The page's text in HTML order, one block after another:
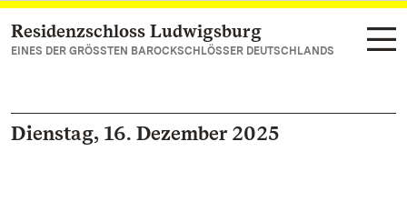
Zum Hauptinhalt springen
Residenzschloss Ludwigsburg
EINES DER GRÖSSTEN BAROCKSCHLÖSSER DEUTSCHLANDS
Dienstag, 16. Dezember 2025